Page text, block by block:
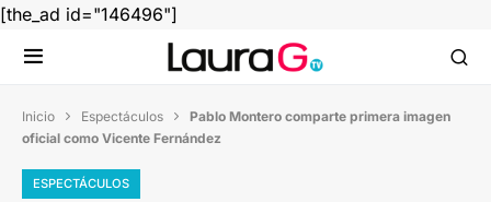
[the_ad id="146496"]
Inicio  Espectáculos  Pablo Montero comparte primera imagen
oficial como Vicente Fernández
ESPECTÁCULOS